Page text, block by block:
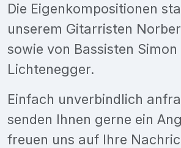
Die Eigenkompositionen
unserem Gitarristen
sowie von Bassisten Simon
Lichtenegger.
Einfach unverbindlich
senden Ihnen gerne ein
freuen uns auf Ihre